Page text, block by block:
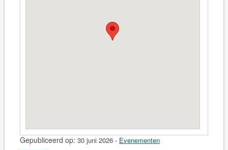
Gepubliceerd op: 30 juni 2026 - Evenementen